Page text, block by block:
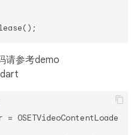
请参考demo
= OSETVideoContentLoader();